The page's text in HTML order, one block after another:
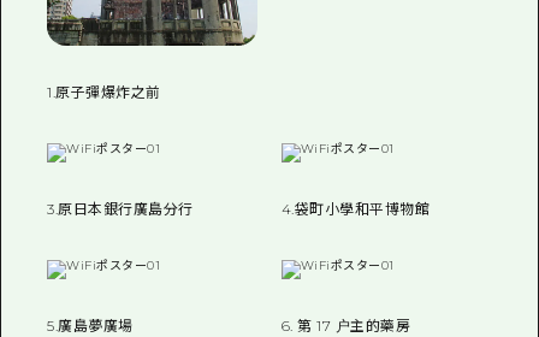
1.原子彈爆炸之前
3.原日本銀行廣島分行 4.袋町小學和平博物館
5.廣島夢廣場 6. 第 17 户主的藥房